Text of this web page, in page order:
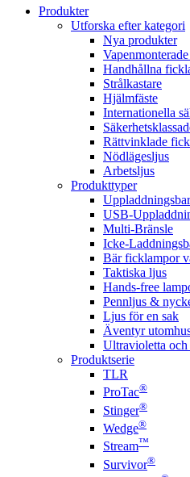
Produkter
Utforska efter kategori
Nya produkter
Handhållna
Strålkastare
Hjälmfäste
Internationella
Rättvinklade
Nödlägesljus
Arbetsljus
Produkttyper
USB-
Multi-Bränsle
Icke-
Bär ficklampor
Taktiska ljus
Hands-free
Pennljus &
Ljus för en sak
Äventyr
Ultravioletta
Produktserie
TLR
ProTac®
Stinger®
Wedge®
Stream™
Survivor®